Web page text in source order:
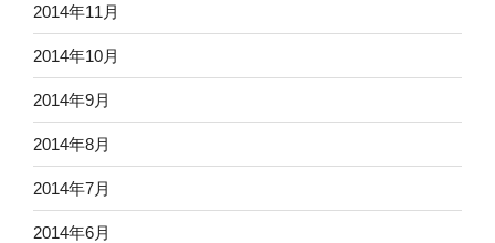
2014年11月
2014年10月
2014年9月
2014年8月
2014年7月
2014年6月